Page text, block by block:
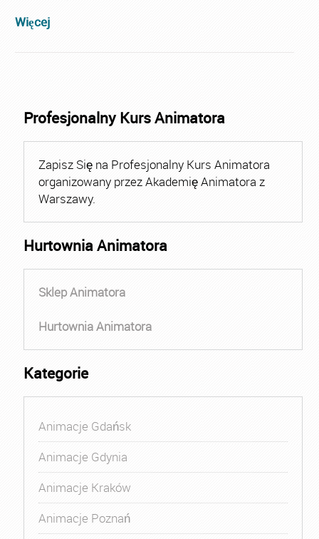
Więcej
Profesjonalny Kurs Animatora
Zapisz Się na Profesjonalny Kurs Animatora
organizowany przez Akademię Animatora z
Warszawy.
Hurtownia Animatora
Sklep Animatora
Hurtownia Animatora
Kategorie
Animacje Gdańsk
Animacje Gdynia
Animacje Kraków
Animacje Poznań